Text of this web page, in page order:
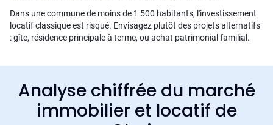
Dans une commune de moins de 1 500 habitants, l'investissement
locatif classique est risqué. Envisagez plutôt des projets alternatifs
: gîte, résidence principale à terme, ou achat patrimonial familial.
Analyse chiffrée du marché
immobilier et locatif de